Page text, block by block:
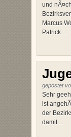
und
Marcus
Patrick ...
gepostet
Sehr
ist
der
damit ...